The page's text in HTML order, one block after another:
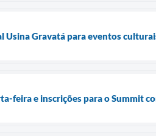
Gravatá para eventos
feira e inscrições para o Summit